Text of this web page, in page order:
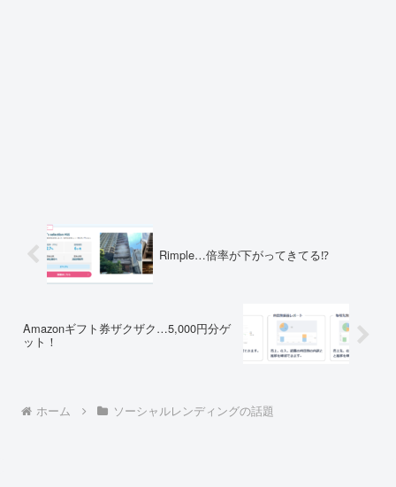
Rimple…倍率が下がってきてる⁉
Amazonギフト券ザクザク…5,000円分ゲ
ット！
ホーム ソーシャルレンディングの話題